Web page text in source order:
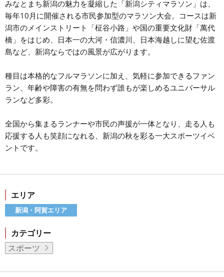
みなとまち新潟の魅力を凝縮した「新潟シティマラソン」は、
毎年10月に開催される市民参加型のマラソン大会。コースは新
潟市のメインストリート「柾谷小路」や国の重要文化財「萬代
橋」をはじめ、日本一の大河・信濃川、日本海越しに望む佐渡
島など、新潟ならではの風景が広がります。
種目は本格的なフルマラソンに加え、気軽に参加できるファン
ラン、年齢や障害の有無を問わず誰もが楽しめるユニバーサル
ランなど多彩。
全国から集まるランナーや市民の声援が一体となり、走る人も
応援する人も笑顔になれる、新潟の秋を彩る一大スポーツイベ
ントです。
エリア
新潟・阿賀エリア
カテゴリー
スポーツ